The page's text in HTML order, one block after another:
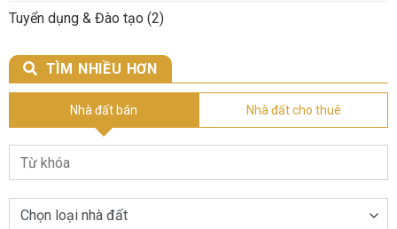
Tuyển dụng & Đào tạo (2)
TÌM NHIỀU HƠN
Nhà đất bán Nhà đất cho thuê